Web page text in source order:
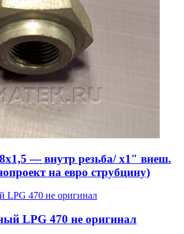
— внутр резьба/ x1″ внеш.
на евро струбцину)
LPG 470 не оригинал